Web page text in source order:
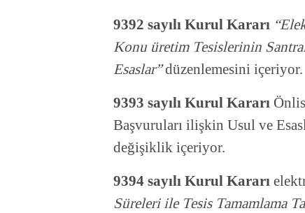
9392 sayılı Kurul Kararı
Konu üretim Tesislerinin
Esaslar”düzenlemesini içeriyor.
9393 sayılı Kurul Kararı
Başvuruları ilişkin Usul ve
değişiklik içeriyor.
9394 sayılı Kurul Kararı
Süreleri ile Tesis Tamamlama